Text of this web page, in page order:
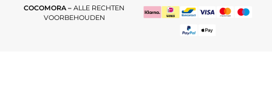
COCOMORA – ALLE RECHTEN
VOORBEHOUDEN